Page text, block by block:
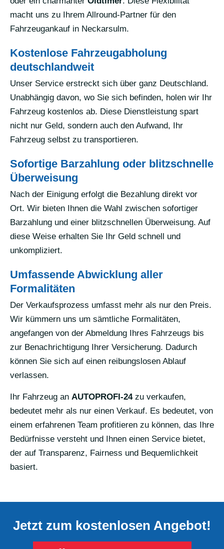
macht uns zu Ihrem Allround-Partner für den
Fahrzeugankauf in Neckarsulm.
Kostenlose Fahrzeugabholung
deutschlandweit
Unser Service erstreckt sich über ganz Deutschland.
Unabhängig davon, wo Sie sich befinden, holen wir Ihr
Fahrzeug kostenlos ab. Diese Dienstleistung spart
nicht nur Geld, sondern auch den Aufwand, Ihr
Fahrzeug selbst zu transportieren.
Sofortige Barzahlung oder blitzschnelle
Überweisung
Nach der Einigung erfolgt die Bezahlung direkt vor
Ort. Wir bieten Ihnen die Wahl zwischen sofortiger
Barzahlung und einer blitzschnellen Überweisung. Auf
diese Weise erhalten Sie Ihr Geld schnell und
unkompliziert.
Umfassende Abwicklung aller
Formalitäten
Der Verkaufsprozess umfasst mehr als nur den Preis.
Wir kümmern uns um sämtliche Formalitäten,
angefangen von der Abmeldung Ihres Fahrzeugs bis
zur Benachrichtigung Ihrer Versicherung. Dadurch
können Sie sich auf einen reibungslosen Ablauf
verlassen.
Ihr Fahrzeug an AUTOPROFI-24zu verkaufen,
bedeutet mehr als nur einen Verkauf. Es bedeutet, von
einem erfahrenen Team profitieren zu können, das Ihre
Bedürfnisse versteht und Ihnen einen Service bietet,
der auf Transparenz, Fairness und Bequemlichkeit
basiert.
Jetzt zum kostenlosen Angebot!